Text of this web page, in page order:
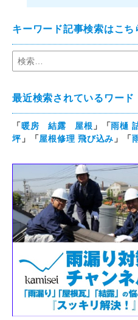
キーワード記事検索はこち
最近検索されているワード
「暖房 結露 屋根 」「雨樋
坪」「屋根修理 飛び込み 」「